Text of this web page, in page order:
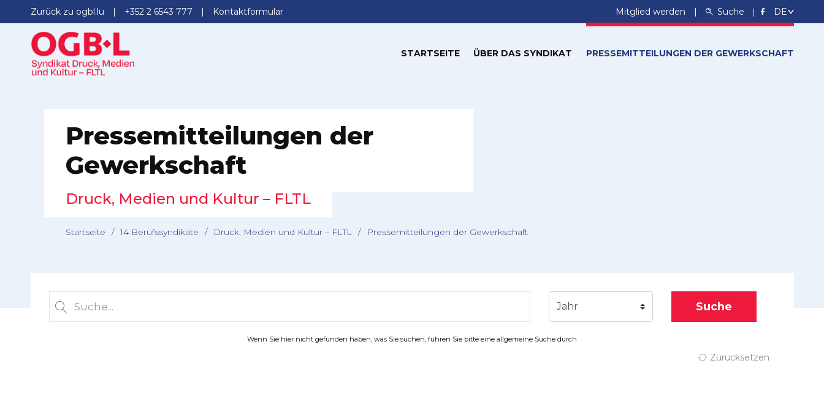
Zurück zu ogbl.lu +352 2 6543 777 Kontaktformular Mitglied werden Suche
STARTSEITE ÜBER DAS SYNDIKAT PRESSEMITTEILUNGEN DER GEWERKSCHAFT
Pressemitteilungen der
Gewerkschaft
Druck, Medien und Kultur – FLTL
Startseite / 14 Berufssyndikate / Druck, Medien und Kultur – FLTL / Pressemitteilungen der Gewerkschaft
Jahr Suche
Wenn Sie hier nicht gefunden haben, was Sie suchen, führen Sie bitte eine allgemeine Suche durch
Zurücksetzen